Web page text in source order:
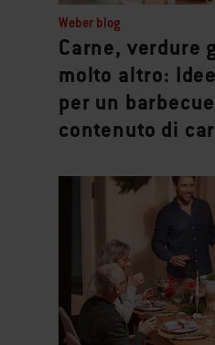
navigate.
Weber blog
Carne, verdure
molto altro:
per un
contenuto di